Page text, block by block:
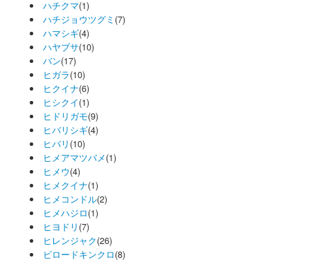
ハチクマ(1)
ハチジョウツグミ (7)
ハマシギ(4)
ハヤブサ(10)
バン(17)
ヒガラ(10)
ヒクイナ(6)
ヒシクイ(1)
ヒドリガモ(9)
ヒバリシギ(4)
ヒバリ (10)
ヒメアマツバメ(1)
ヒメウ(4)
ヒメクイナ(1)
ヒメコンドル(2)
ヒメハジロ(1)
ヒヨドリ (7)
ヒレンジャク(26)
ビロードキンクロ(8)